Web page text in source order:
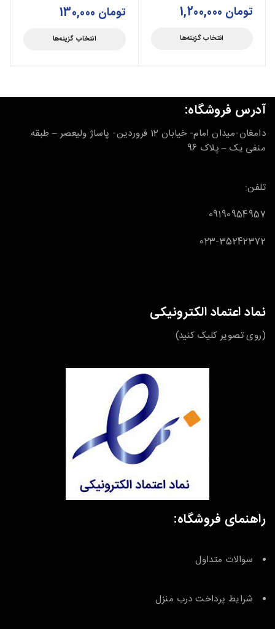
تومان
انتخاب گزینه‌ها
تومان
انتخاب گزینه‌ها
آدرس فروشگاه:
دامغان-میدان امام- خیابان 12 فروردین- پاساژ ولیعصر – طبقه
منفی یک – پلاک 96
تلفن:
09190954957
023-35242372
نماد اعتماد الکترونیکی
(روی تصویر کلیک کنید)
راهنمای فروشگاه:
سوالات متداول
شرایط پرداخت درب منزل